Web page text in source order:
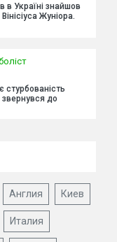
в Україні знайшов
Жуніора.
до
Англия Киев
Италия